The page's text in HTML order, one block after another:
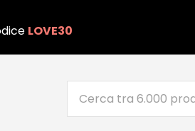
LOVE30